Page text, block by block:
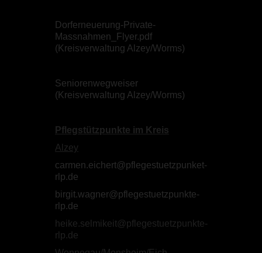
Dorferneuerung-Private-
Massnahmen_Flyer.pdf
(Kreisverwaltung Alzey/Worms)
Seniorenwegweiser
(Kreisverwaltung Alzey/Worms)
Pflegstützpunkte im Kreis
Alzey
carmen.eichert@pflegestuetzpunket-
rlp.de
birgit.wagner@pflegestuetzpunkte-
rlp.de
heike.selmikeit@pflegestuetzpunkte-
rlp.de